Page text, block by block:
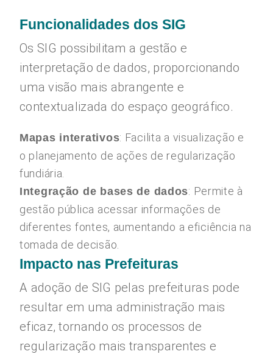
Funcionalidades dos SIG
Os SIG possibilitam a gestão e
interpretação de dados, proporcionando
uma visão mais abrangente e
contextualizada do espaço geográfico.
Mapas interativos: Facilita a visualização e
o planejamento de ações de regularização
fundiária.
Integração de bases de dados: Permite à
gestão pública acessar informações de
diferentes fontes, aumentando a eficiência na
tomada de decisão.
Impacto nas Prefeituras
A adoção de SIG pelas prefeituras pode
resultar em uma administração mais
eficaz, tornando os processos de
regularização mais transparentes e